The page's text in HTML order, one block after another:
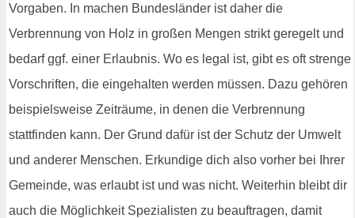
Vorgaben. In machen Bundesländer ist daher die
Verbrennung von Holz in großen Mengen strikt geregelt und
bedarf ggf. einer Erlaubnis. Wo es legal ist, gibt es oft strenge
Vorschriften, die eingehalten werden müssen. Dazu gehören
beispielsweise Zeiträume, in denen die Verbrennung
stattfinden kann. Der Grund dafür ist der Schutz der Umwelt
und anderer Menschen. Erkundige dich also vorher bei Ihrer
Gemeinde, was erlaubt ist und was nicht. Weiterhin bleibt dir
auch die Möglichkeit Spezialisten zu beauftragen, damit